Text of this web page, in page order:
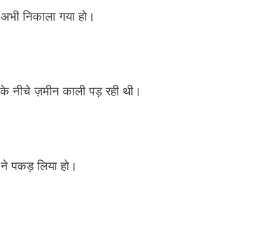
निकाला गया हो।
ज़मीन काली पड़ रही थी।
पकड़ लिया हो।